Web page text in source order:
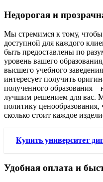
Недорогая и
Мы стремимся к тому, чтобы
доступной для каждого
быть предоставлены по
уровень вашего
высшего учебного
интересует получить
полученного образования
лучшим решением для вас.
политику ценообразования,
сколько стоит каждое
Купить университет
Удобная оплата и